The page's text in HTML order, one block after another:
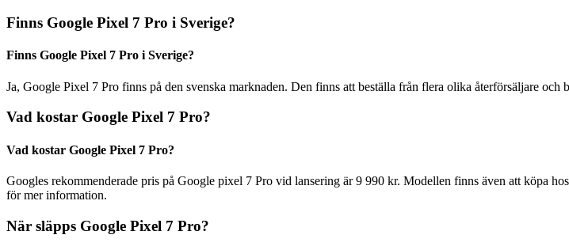
Finns Google Pixel 7 Pro i Sverige?
Finns Google Pixel 7 Pro i Sverige?
Ja, Google Pixel 7 Pro finns på den svenska marknaden. Den finns att beställa från flera olika återförsäljare
Vad kostar Google Pixel 7 Pro?
Vad kostar Google Pixel 7 Pro?
Googles rekommenderade pris på Google pixel 7 Pro vid lansering är 9 990 kr. Modellen finns även att köpa
för mer information.
När släpps Google Pixel 7 Pro?